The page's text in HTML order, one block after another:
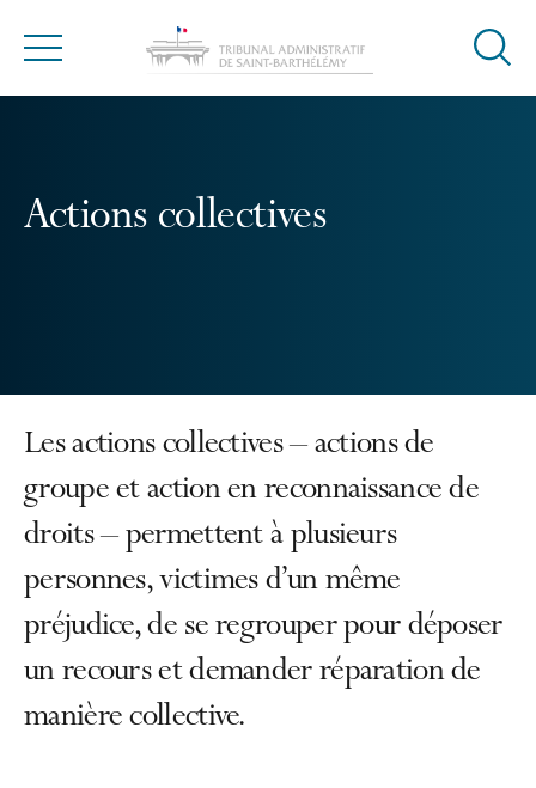
Menu
Ouvrir
Actions collectives
Les actions collectives – actions de
groupe et action en reconnaissance de
droits – permettent à plusieurs
personnes, victimes d’un même
préjudice, de se regrouper pour déposer
un recours et demander réparation de
manière collective.